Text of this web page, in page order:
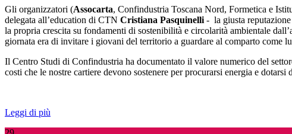
Gli organizzatori (Assocarta, Confindustria Toscana Nord, Formetica e
delegata all’education di CTN Cristiana Pasquinelli - la giusta
la propria crescita su fondamenti di sostenibilità e circolarità ambientale
giornata era di invitare i giovani del territorio a guardare al comparto come
Il Centro Studi di Confindustria ha documentato il valore numerico del
costi che le nostre cartiere devono sostenere per procurarsi energia e
Leggi di più